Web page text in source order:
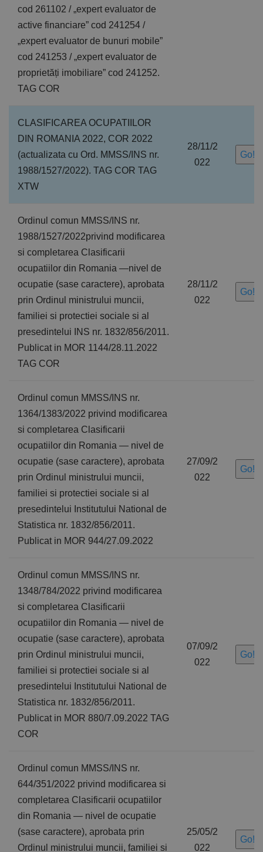
cod 261102 / „expert evaluator de
active financiare” cod 241254 /
„expert evaluator de bunuri mobile”
cod 241253 / „expert evaluator de
proprietăți imobiliare” cod 241252.
TAG COR
CLASIFICAREA OCUPATIILOR
DIN ROMANIA 2022, COR 2022
(actualizata cu Ord. MMSS/INS nr.
1988/1527/2022). TAG COR TAG
XTW
28/11/2
022
Go!
Ordinul comun MMSS/INS nr.
1988/1527/2022privind modificarea
si completarea Clasificarii
ocupatiilor din Romania —nivel de
ocupatie (sase caractere), aprobata
prin Ordinul ministrului muncii,
familiei si protectiei sociale si al
presedintelui INS nr. 1832/856/2011.
Publicat in MOR 1144/28.11.2022
TAG COR
28/11/2
022
Go!
Ordinul comun MMSS/INS nr.
1364/1383/2022 privind modificarea
si completarea Clasificarii
ocupatiilor din Romania — nivel de
ocupatie (sase caractere), aprobata
prin Ordinul ministrului muncii,
familiei si protectiei sociale si al
presedintelui Institutului National de
Statistica nr. 1832/856/2011.
Publicat in MOR 944/27.09.2022
27/09/2
022
Go!
Ordinul comun MMSS/INS nr.
1348/784/2022 privind modificarea
si completarea Clasificarii
ocupatiilor din Romania — nivel de
ocupatie (sase caractere), aprobata
prin Ordinul ministrului muncii,
familiei si protectiei sociale si al
presedintelui Institutului National de
Statistica nr. 1832/856/2011.
Publicat in MOR 880/7.09.2022 TAG
COR
07/09/2
022
Go!
Ordinul comun MMSS/INS nr.
644/351/2022 privind modificarea si
completarea Clasificarii ocupatiilor
din Romania — nivel de ocupatie
(sase caractere), aprobata prin
Ordinul ministrului muncii, familiei si
25/05/2
022
Go!